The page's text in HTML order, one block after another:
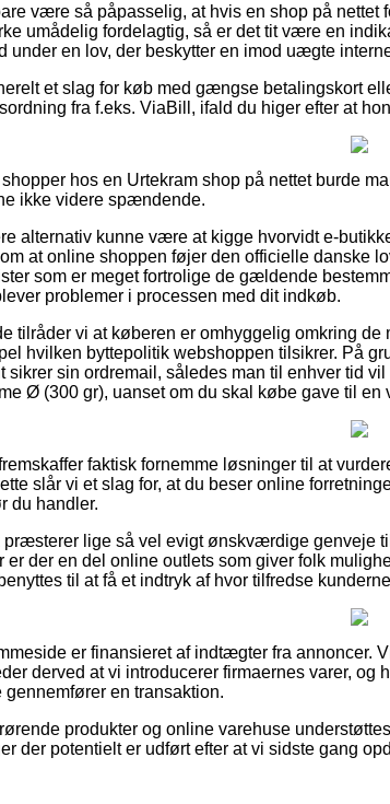
være så påpasselig, at hvis en shop på
umådelig fordelagtig, så er det tit være en
under en lov, der beskytter en imod uægte
et slag for køb med gængse betalingskort
fra f.eks. ViaBill, ifald du higer efter at
shopper hos en Urtekram shop på nettet burde
ikke videre spændende.
alternativ kunne være at kigge hvorvidt e-
at online shoppen føjer den officielle danske
som er meget fortrolige de gældende
problemer i processen med dit indkøb.
tilråder vi at køberen er omhyggelig omkring
hvilken byttepolitik webshoppen tilsikrer. På
sikrer sin ordremail, således man til enhver tid
Ø (300 gr), uanset om du skal købe gave til en
faktisk fornemme løsninger til at
slår vi et slag for, at du beser online
du handler.
præsterer lige så vel evigt ønskværdige genveje
er der en del online outlets som giver folk
til at få et indtryk af hvor tilfredse
er finansieret af indtægter fra annoncer.
derved at vi introducerer firmaernes varer,
gennemfører en transaktion.
produkter og online varehuse
der potentielt er udført efter at vi sidste gang